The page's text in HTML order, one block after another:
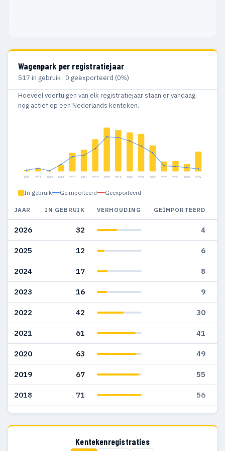
Wagenpark per registratiejaar
517 in gebruik · 0 geëxporteerd (0%)
Hoeveel voertuigen van elk registratiejaar staan er vandaag
nog actief op een Nederlands kenteken.
2011 2012 2013 2014 2015 2016 2017 2018 2019 2020 2021 2022 2023 2024 2025 2026
In gebruik Geïmporteerd Geëxporteerd
JAAR IN GEBRUIK VERHOUDING GEÏMPORTEERD
2026 32 4
2025 12 6
2024 17 8
2023 16 9
2022 42 30
2021 61 41
2020 63 49
2019 67 55
2018 71 56
2017 52 37
Kentekenregistraties